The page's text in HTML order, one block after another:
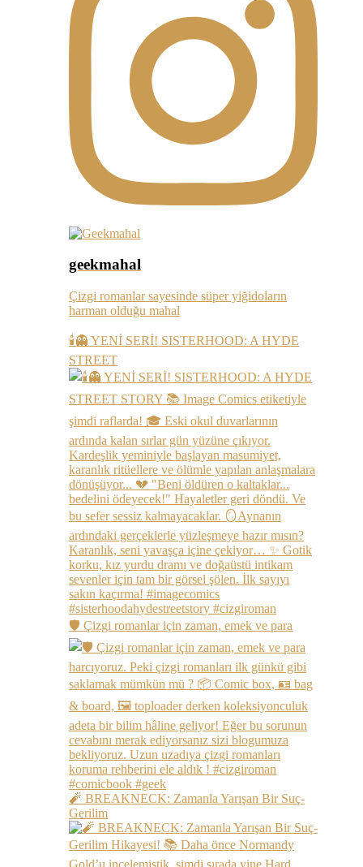
geekmahal
Çizgi romanlar sayesinde süper yiğidoların
harman olduğu mahal
🕯️👻 YENİ SERİ! SISTERHOOD: A HYDE
STREET
🛡️ Çizgi romanlar için zaman, emek ve para
🧨 BREAKNECK: Zamanla Yarışan Bir Suç-
Gerilim